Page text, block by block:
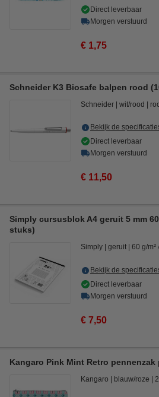
Direct leverbaar
Morgen verstuurd
€ 1,75
Schneider K3 Biosafe balpen rood
Schneider wit/rood
Bekijk de
Direct leverbaar
Morgen verstuurd
€ 11,50
Simply cursusblok A4 geruit 5 mm
stuks)
Simply geruit 60 g/m²
Bekijk de
Direct leverbaar
Morgen verstuurd
€ 7,50
Kangaro Pink Mint Retro pennenzak
Kangaro blauw/roze